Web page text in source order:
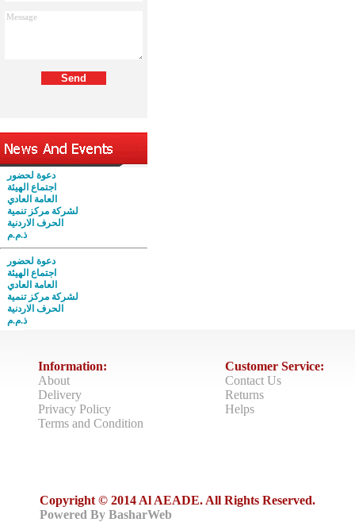
دعوة لحضور
اجتماع الهيئة
العامة العادي
لشركة مركز تنمية
الحرف الاردنية
ذ.م.م
دعوة لحضور
اجتماع الهيئة
العامة العادي
لشركة مركز تنمية
الحرف الاردنية
ذ.م.م
Information:
About
Delivery
Privacy Policy
Terms and Condition
Customer Service:
Contact Us
Returns
Helps
Copyright © 2014 Al AEADE. All Rights Reserved.
Powered By BasharWeb